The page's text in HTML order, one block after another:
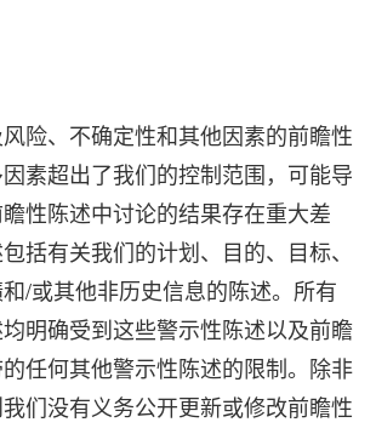
险、不确定性和其他因素的前瞻性
素超出了我们的控制范围，可能导
性陈述中讨论的结果存在重大差
括有关我们的计划、目的、目标、
/或其他非历史信息的陈述。所有
明确受到这些警示性陈述以及前瞻
任何其他警示性陈述的限制。除非
们没有义务公开更新或修改前瞻性